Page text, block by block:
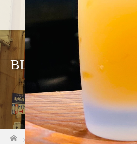
BLOG
ホーム
ブログ一覧 HP用バナー (1)